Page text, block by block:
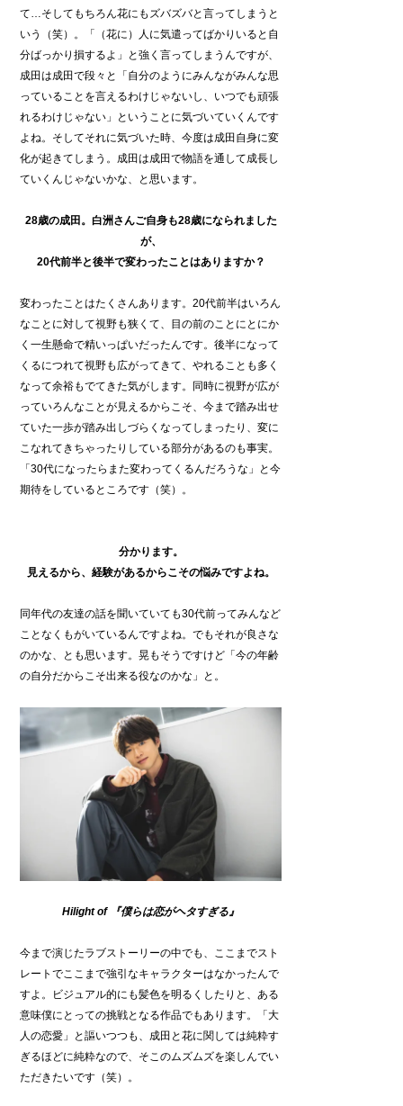
て…そしてもちろん花にもズバズバと言ってしまうと
いう（笑）。「（花に）人に気遣ってばかりいると自
分ばっかり損するよ」と強く言ってしまうんですが、
成田は成田で段々と「自分のようにみんながみんな思
っていることを言えるわけじゃないし、いつでも頑張
れるわけじゃない」ということに気づいていくんです
よね。そしてそれに気づいた時、今度は成田自身に変
化が起きてしまう。成田は成田で物語を通して成長し
ていくんじゃないかな、と思います。
28歳の成田。白洲さんご自身も28歳になられました
が、
20代前半と後半で変わったことはありますか？
変わったことはたくさんあります。20代前半はいろん
なことに対して視野も狭くて、目の前のことにとにか
く一生懸命で精いっぱいだったんです。後半になって
くるにつれて視野も広がってきて、やれることも多く
なって余裕もでてきた気がします。同時に視野が広が
っていろんなことが見えるからこそ、今まで踏み出せ
ていた一歩が踏み出しづらくなってしまったり、変に
こなれてきちゃったりしている部分があるのも事実。
「30代になったらまた変わってくるんだろうな」と今
期待をしているところです（笑）。
分かります。
見えるから、経験があるからこその悩みですよね。
同年代の友達の話を聞いていても30代前ってみんなど
ことなくもがいているんですよね。でもそれが良さな
のかな、とも思います。晃もそうですけど「今の年齢
の自分だからこそ出来る役なのかな」と。
Hilight of 『僕らは恋がヘタすぎる』
今まで演じたラブストーリーの中でも、ここまでスト
レートでここまで強引なキャラクターはなかったんで
すよ。ビジュアル的にも髪色を明るくしたりと、ある
意味僕にとっての挑戦となる作品でもあります。「大
人の恋愛」と謳いつつも、成田と花に関しては純粋す
ぎるほどに純粋なので、そこのムズムズを楽しんでい
ただきたいです（笑）。